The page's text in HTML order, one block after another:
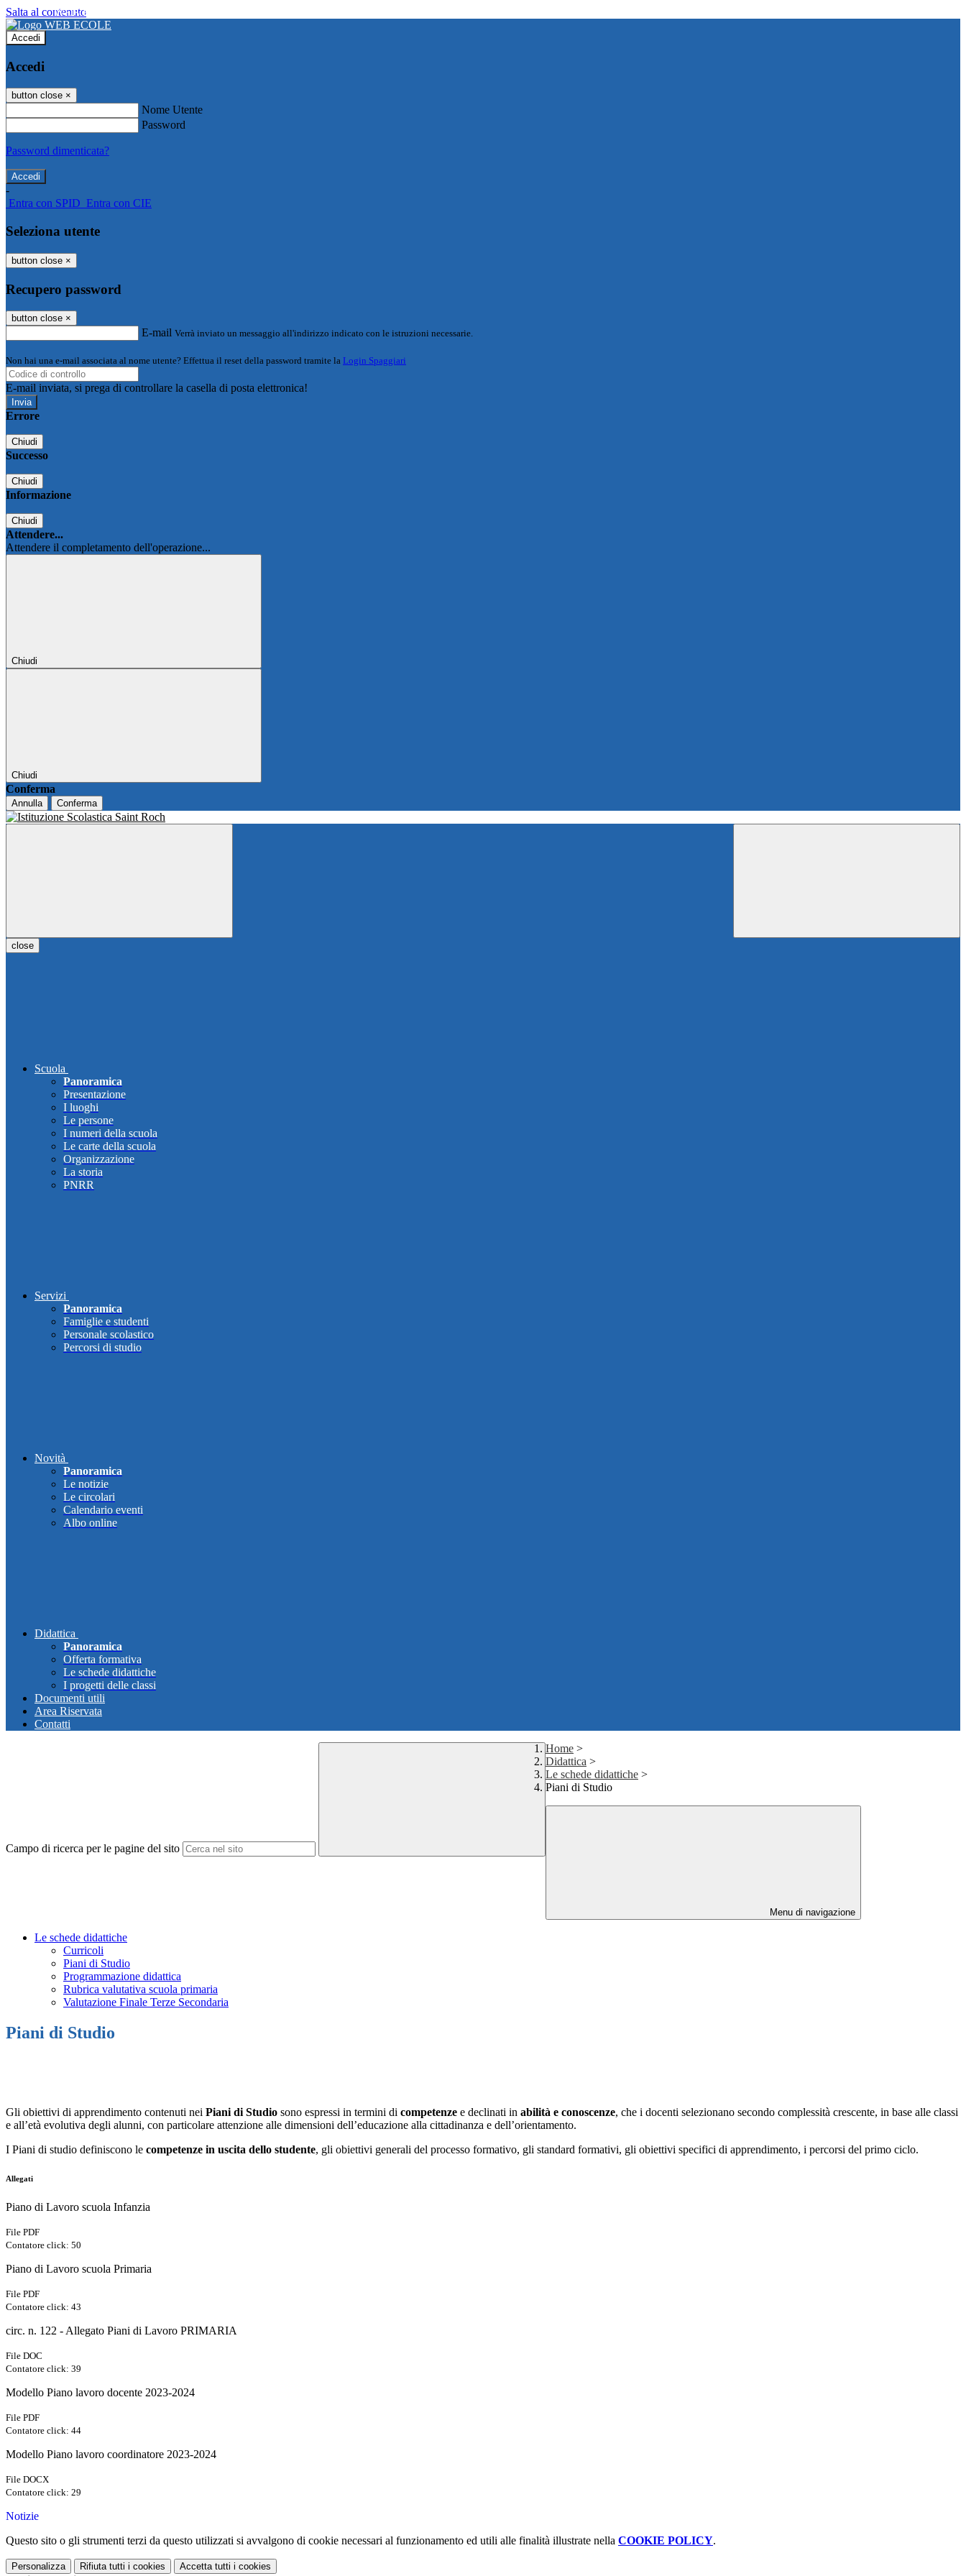
Salta al contenuto
WEB ECOLE
Accedi
Accedi
button close ×
Nome Utente
Password
Password dimenticata?
-
Entra con SPID Entra con CIE
Seleziona utente
button close ×
Recupero password
button close ×
E-mail Verrà inviato un messaggio all'indirizzo indicato con le istruzioni necessarie.
Non hai una e-mail associata al nome utente? Effettua il reset della password tramite la Login Spaggiari
E-mail inviata, si prega di controllare la casella di posta elettronica!
Errore
Chiudi
Successo
Chiudi
Informazione
Chiudi
Attendere...
Attendere il completamento dell'operazione...
Chiudi
Chiudi
Conferma
Annulla Conferma
close
Scuola
Panoramica
Presentazione
I luoghi
Le persone
I numeri della scuola
Le carte della scuola
Organizzazione
La storia
PNRR
Servizi
Panoramica
Famiglie e studenti
Personale scolastico
Percorsi di studio
Novità
Panoramica
Le notizie
Le circolari
Calendario eventi
Albo online
Didattica
Panoramica
Offerta formativa
Le schede didattiche
I progetti delle classi
Documenti utili
Area Riservata
Contatti
Campo di ricerca per le pagine del sito
Home >
Didattica >
Le schede didattiche >
Piani di Studio
Menu di navigazione
Le schede didattiche
Curricoli
Piani di Studio
Programmazione didattica
Rubrica valutativa scuola primaria
Valutazione Finale Terze Secondaria
Piani di Studio
Gli obiettivi di apprendimento contenuti nei Piani di Studio sono espressi in termini di competenze e declinati in abilità e conoscenze, che i docenti selezionano secondo complessità crescente, in base alle classi
e all’età evolutiva degli alunni, con particolare attenzione alle dimensioni dell’educazione alla cittadinanza e dell’orientamento.
I Piani di studio definiscono le competenze in uscita dello studente, gli obiettivi generali del processo formativo, gli standard formativi, gli obiettivi specifici di apprendimento, i percorsi del primo ciclo.
Allegati
Piano di Lavoro scuola Infanzia
File PDF
Contatore click: 50
Piano di Lavoro scuola Primaria
File PDF
Contatore click: 43
circ. n. 122 - Allegato Piani di Lavoro PRIMARIA
File DOC
Contatore click: 39
Modello Piano lavoro docente 2023-2024
File PDF
Contatore click: 44
Modello Piano lavoro coordinatore 2023-2024
File DOCX
Contatore click: 29
Notizie
Questo sito o gli strumenti terzi da questo utilizzati si avvalgono di cookie necessari al funzionamento ed utili alle finalità illustrate nella COOKIE POLICY.
Personalizza Rifiuta tutti i cookies Accetta tutti i cookies